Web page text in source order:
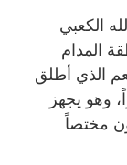
الكعبي
المدام
الذي أطلق
وهو يجهز
مختصاً